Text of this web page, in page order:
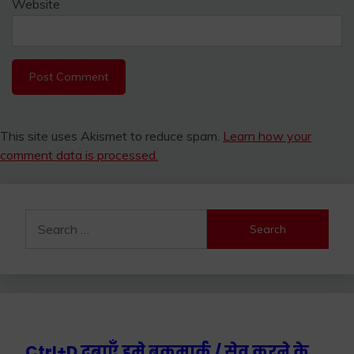
Website
This site uses Akismet to reduce spam. Learn how your
comment data is processed.
for: